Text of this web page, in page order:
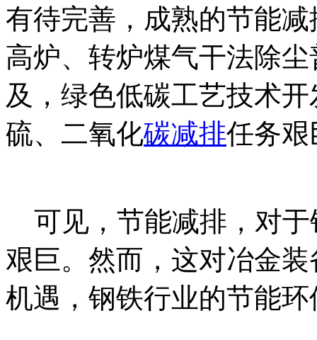
有待完善，成熟的节能
高炉、转炉煤气干法除
及，绿色低碳工艺技术
硫、二氧化碳减排任务
可见，节能减排，对于
艰巨。然而，这对冶金
机遇，钢铁行业的节能